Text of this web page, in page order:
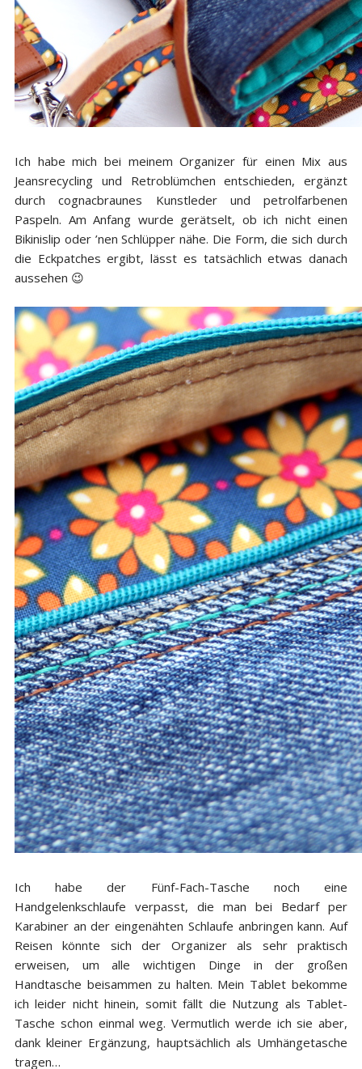
Ich habe mich bei meinem Organizer für einen Mix aus
Jeansrecycling und Retroblümchen entschieden, ergänzt
durch cognacbraunes Kunstleder und petrolfarbenen
Paspeln. Am Anfang wurde gerätselt, ob ich nicht einen
Bikinislip oder ’nen Schlüpper nähe. Die Form, die sich durch
die Eckpatches ergibt, lässt es tatsächlich etwas danach
aussehen 😉
Ich habe der Fünf-Fach-Tasche noch eine
Handgelenkschlaufe verpasst, die man bei Bedarf per
Karabiner an der eingenähten Schlaufe anbringen kann. Auf
Reisen könnte sich der Organizer als sehr praktisch
erweisen, um alle wichtigen Dinge in der großen
Handtasche beisammen zu halten. Mein Tablet bekomme
ich leider nicht hinein, somit fällt die Nutzung als Tablet-
Tasche schon einmal weg. Vermutlich werde ich sie aber,
dank kleiner Ergänzung, hauptsächlich als Umhängetasche
tragen…